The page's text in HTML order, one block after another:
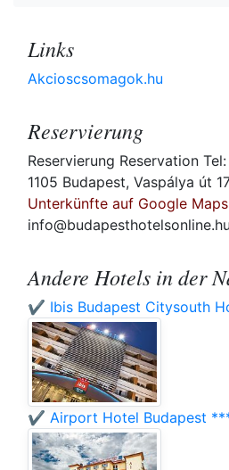
Links
Akcioscsomagok.hu
Reservierung
Reservierung Reservation
1105 Budapest, Vaspálya út
Unterkünfte auf Google
info@budapesthotelsonline.hu
Andere Hotels in der
✔️ Ibis Budapest Citysouth
✔️ Airport Hotel Budapest